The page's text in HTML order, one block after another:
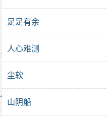
足足有余
人心难测
尘软
山阴船